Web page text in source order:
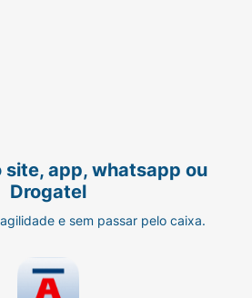
site, app, whatsapp ou
Drogatel
e sem passar pelo caixa.